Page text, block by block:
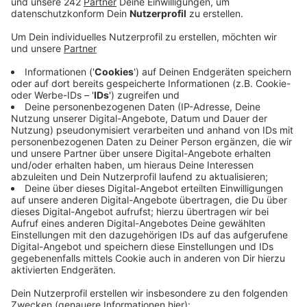
haben, aber nichts sei passiert.
Anzeige
Wir haben bei der Stadt Köln nachgefragt und die teilt
mit, sie habe eine Firma mit der
Müllbeseitigung beauftragt. Gestern soll es
losgegangen sein. Weitere Bereiche sollen jetzt
eingezäunt werden, um das Wegwerfen von Müll zu
erschweren. Einige Grundstücke gehören allerdings
nicht der Stadt Köln, auf ihnen stehen noch Betriebe
oder sie befinden sich in Privateigentum. Bußgelder zu
verhängen gestalte sich als schwierig, weil selten
nachzuweisen ist, wer genau der Verursacher ist und
Woche gehen alleine beim Marktamt ein. (FW|TS)